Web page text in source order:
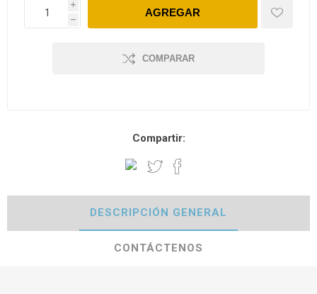
i
h
COMPARAR
Compartir:
DESCRIPCIÓN GENERAL
CONTÁCTENOS